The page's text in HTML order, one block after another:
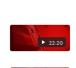
22:20